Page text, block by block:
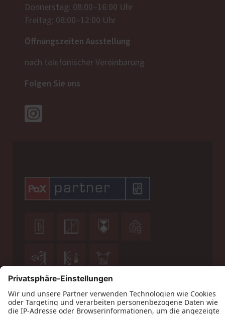
Donnerstag: 08:00–16:00 Uhr
Freitag: 08:00–12:00 Uhr
Öffnungszeiten Ausstellung
nach telefonischer Vereinbarung
Folgen Sie uns
  
  